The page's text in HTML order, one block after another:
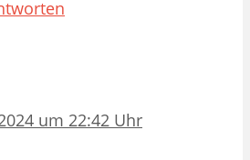
um 22:42 Uhr